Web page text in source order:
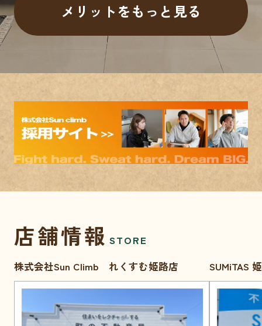
メリットをもっと見る
店舗情報 STORE
株式会社Sun Climb れくすむ姫路店
SUMiTAS